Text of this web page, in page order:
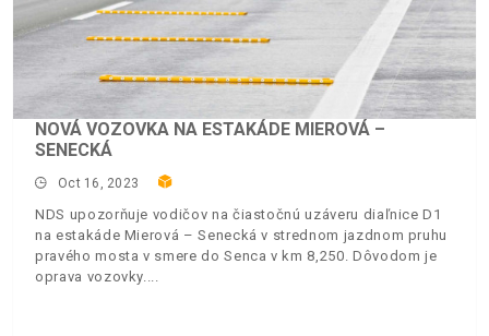
NOVÁ VOZOVKA NA ESTAKÁDE MIEROVÁ –
SENECKÁ
Oct 16, 2023
NDS upozorňuje vodičov na čiastočnú uzáveru diaľnice D1
na estakáde Mierová – Senecká v strednom jazdnom pruhu
pravého mosta v smere do Senca v km 8,250. Dôvodom je
oprava vozovky.